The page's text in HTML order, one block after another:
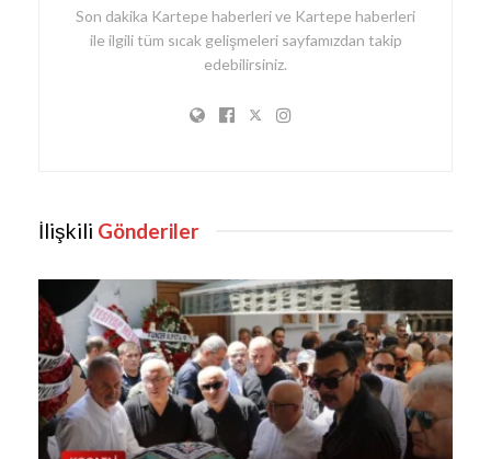
Son dakika Kartepe haberleri ve Kartepe haberleri
ile ilgili tüm sıcak gelişmeleri sayfamızdan takip
edebilirsiniz.
İlişkili Gönderiler